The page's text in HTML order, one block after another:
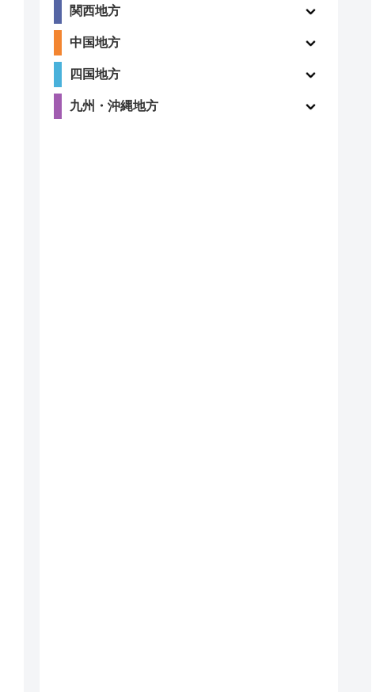
（35件）
3.6
関西地方
中国地方
四国地方
九州・沖縄地方